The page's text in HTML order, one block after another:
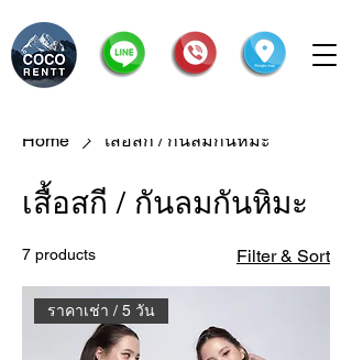
Home เสื้อสกี / กันลมกันหิมะ
เสื้อสกี / กันลมกันหิมะ
7 products Filter & Sort
ราคาเช่า / 5 วัน